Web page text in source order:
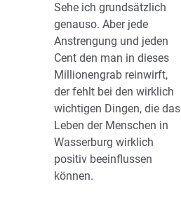
Sehe ich grundsätzlich
genauso. Aber jede
Anstrengung und jeden
Cent den man in dieses
Millionengrab reinwirft,
der fehlt bei den wirklich
wichtigen Dingen, die das
Leben der Menschen in
Wasserburg wirklich
positiv beeinflussen
können.